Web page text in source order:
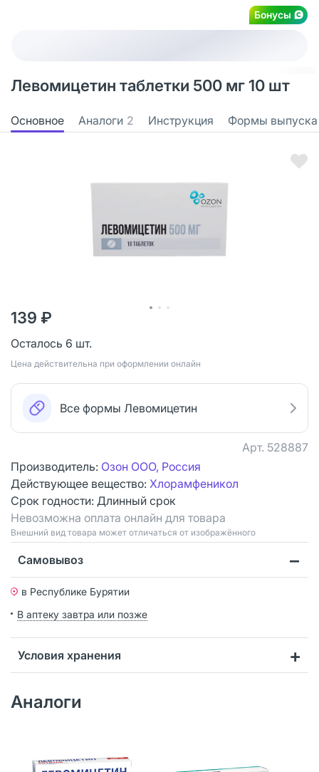
Бонусы
Левомицетин таблетки 500 мг 10 шт
Основное Аналоги 2 Инструкция Формы выпуска
139 ₽
Осталось 6 шт.
Цена действительна при оформлении онлайн
Все формы Левомицетин
Арт. 528887
Производитель: Озон ООО, Россия
Действующее вещество: Хлорамфеникол
Срок годности: Длинный срок
Невозможна оплата онлайн для товара
Bнешний вид товара может отличаться от изображённого
Самовывоз
в Республике Бурятии
В аптеку завтра или позже
Условия хранения
Аналоги